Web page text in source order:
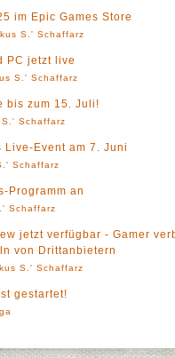
im Epic Games Store
S.' Schaffarz
PC jetzt live
S.' Schaffarz
bis zum 15. Juli!
S.' Schaffarz
Live-Event am 7. Juni
Schaffarz
Programm an
Schaffarz
jetzt verfügbar - Gamer
von Drittanbietern
S.' Schaffarz
gestartet!